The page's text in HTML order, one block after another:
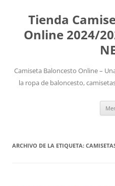
Tienda
Online 2024/
Camiseta Baloncesto Online –
la ropa de baloncesto,
ARCHIVO DE LA ETIQUETA: